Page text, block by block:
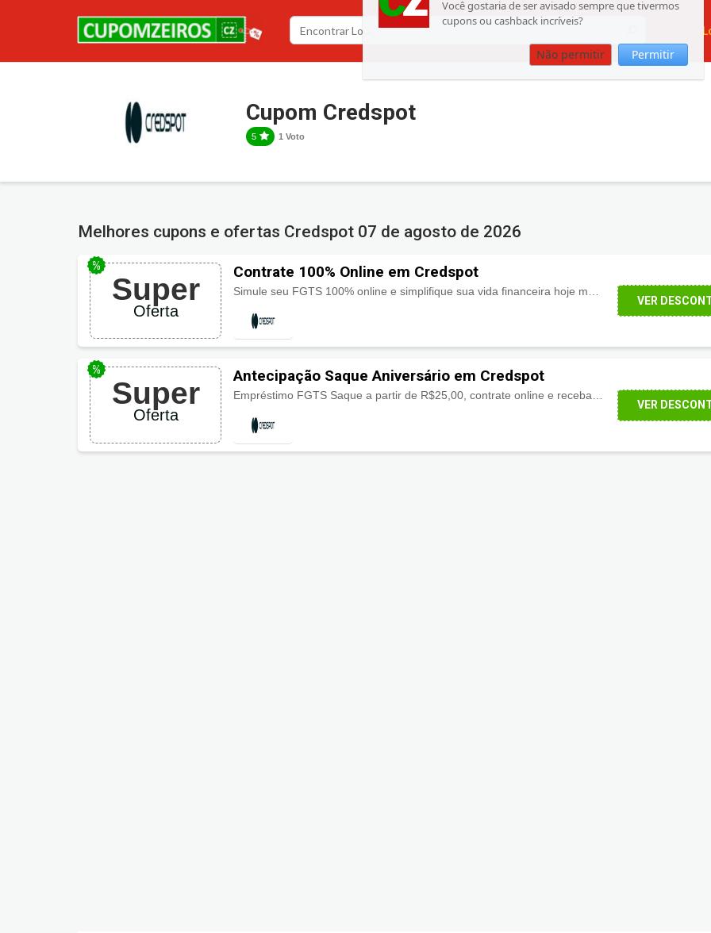
Cupons ou Cashback
Você gostaria de ser avisado sempre que tivermos
cupons ou cashback incríveis?
Cupom Credspot
5 1 Voto
Melhores cupons e ofertas Credspot 07 de agosto de 2026
Super
Oferta
Contrate 100% Online em Credspot
VER
Super
Oferta
Antecipação Saque Aniversário em Credspot
Empréstimo FGTS Saque a partir de R$25,00, contrate online e receba no PIX com a melhor taxa de juros do mercado.
VER